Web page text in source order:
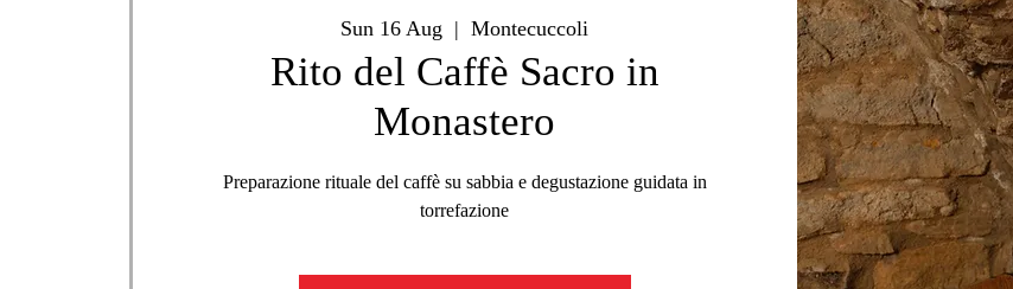
Sun 16 Aug
  |
Montecuccoli
Rito del Caffè Sacro in
Monastero
Preparazione rituale del caffè su sabbia e degustazione guidata in
torrefazione